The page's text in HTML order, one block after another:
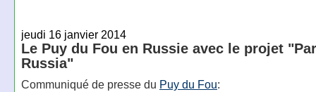
jeudi 16 janvier 2014
Le Puy du Fou en Russie avec le projet
Russia"
Communiqué de presse du Puy du Fou: